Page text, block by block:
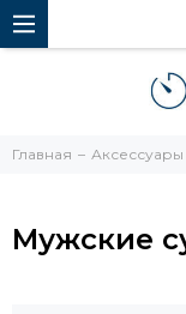
Главная Аксессуары
Мужские